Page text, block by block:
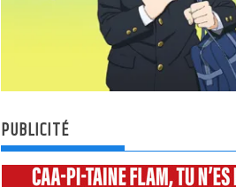
PUBLICITÉ